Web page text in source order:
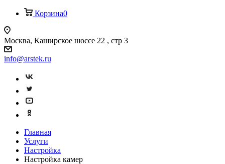
Корзина0
Москва, Каширское шоссе 22 , стр 3
info@arstek.ru
Главная
Услуги
Настройка
Настройка камер